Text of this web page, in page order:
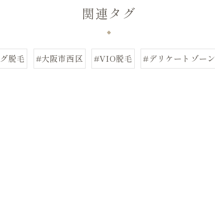
関連タグ
脱毛 #大阪市西区 #VIO脱毛 #デリケートゾーン